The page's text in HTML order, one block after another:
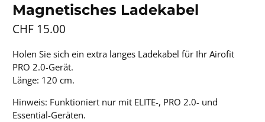
Magnetisches Ladekabel
CHF 15.00
Holen Sie sich ein extra langes Ladekabel für Ihr Airofit
PRO 2.0-Gerät.
Länge: 120 cm.
Hinweis: Funktioniert nur mit ELITE-, PRO 2.0- und
Essential-Geräten.